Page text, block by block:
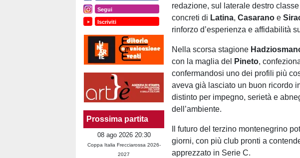
Segui
Iscriviti
Prossima partita
08 ago 2026 20:30
Coppa Italia Frecciarossa 2026-
2027
redazione, sul laterale destro
concreti di Latina,Casarano e
rinforzo d’esperienza e affidabilità
Nella scorsa stagione
con la maglia del
Pineto,
confermandosi uno dei profili più
aveva già lasciato un buon ricordo
distinto per impegno, serietà e
dell’ambiente.
Il futuro del terzino montenegrino
giorni, con più club pronti a
apprezzato in Serie C.